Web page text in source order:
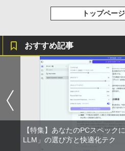
トップペー
おすすめ記事
【特集】あなたのPCスペック
LLM」の選び方と快適化テク